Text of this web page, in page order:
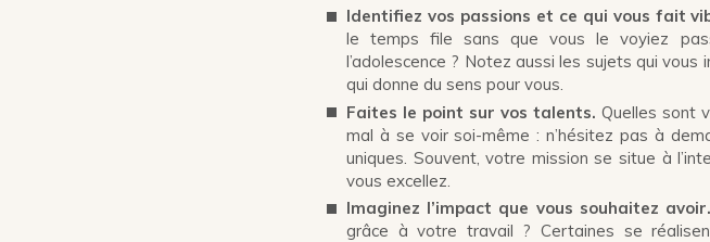
Identifiez vos passions et ce qui vous fait
le temps file sans que vous le voyiez
l’adolescence ? Notez aussi les sujets qui
qui donne du sens pour vous.
Faites le point sur vos talents. Quelles sont
mal à se voir soi-même : n’hésitez pas à
uniques. Souvent, votre mission se situe à
vous excellez.
Imaginez l’impact que vous souhaitez avoir.
grâce à votre travail ? Certaines se